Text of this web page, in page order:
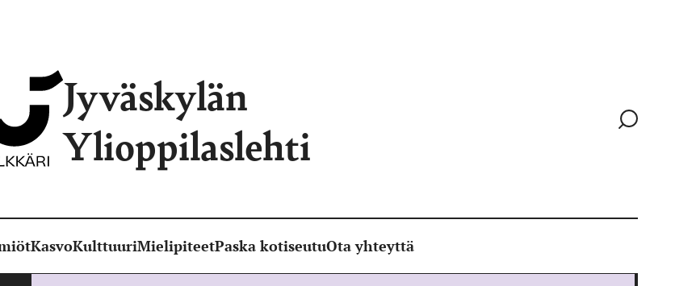
Jyväskylän
Ylioppilaslehti
Siirry
KasvoKulttuuriMielipiteetPaska kotiseutuOta yhteyttä